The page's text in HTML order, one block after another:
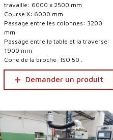
travaille: 6000 x 2500 mm
Course X: 6000 mm
Passage entre les colonnes: 3200
mm
Passage entre la table et la traverse:
1900 mm
Cone de la broche: ISO 50 .
Demander un produit